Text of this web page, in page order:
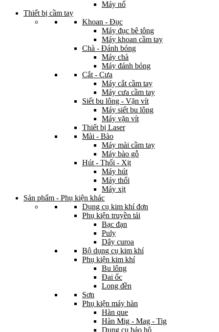
Máy nổ
Thiết bị cầm tay
Khoan - Đục
Máy đục bê tông
Máy khoan cầm tay
Chà - Đánh bóng
Máy chà
Máy đánh bóng
Cắt - Cưa
Máy cắt cầm tay
Máy cưa cầm tay
Siết bu lông - Vặn vít
Máy siết bu lông
Máy vặn vít
Thiết bị Laser
Mài - Bào
Máy mài cầm tay
Máy bào gỗ
Hút - Thổi - Xịt
Máy hút
Máy thổi
Máy xịt
Sản phẩm - Phụ kiện khác
Dụng cụ kim khí đơn
Phụ kiện truyền tải
Bạc đạn
Puly
Dây curoa
Bộ dụng cụ kim khí
Phụ kiện kim khí
Bu lông
Đai ốc
Long đền
Sơn
Phụ kiện máy hàn
Hàn que
Hàn Mig - Mag - Tig
Dụng cụ bảo hộ